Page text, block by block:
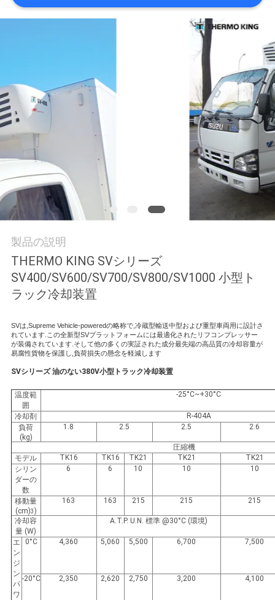
ア
品
質
管
理
連
絡
く
だ
さ
い
ニ
ュ
ー
ス
事
件
地
図
製品の説明
THERMO KING SVシリーズ
SV400/SV600/SV700/SV800/SV1000 小型ト
ラック冷却装置
SVは,Supreme Vehicle-poweredの略称で,冷蔵型輸送中型および重型車両用に設計さ
れています.この全新型SVプラットフォームには最適化されたリフコンプレッサー
が装備されています.そして他の多くの実証された成分最先端の高品質の冷却容量が
易腐性貨物を保護し,負荷損失の懸念を軽減します
SVシリーズ 油のない380V小型トラック冷却装置
温度範
囲
-25°C~+30°C
冷却剤
R-404A
負荷
(kg)
1.8 2.5 2.5 2.6
圧縮機
モデル
TK16 TK16 TK21 TK21
TK21
シリン
ダーの
数
6 6 10 10 10
移動量
(cm)3)
163 163 215 215 215
冷却容
量 (W)
A.T.P. U.N. 標準 @30°C (環境)
エ
ン
ジ
ン
パ
ワ
0°C 4,360 5,060 5,500 6,700 7,500
-20°C 2,350 2,620 2,750 3,200 4,100